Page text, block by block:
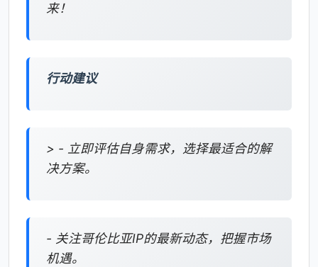
来！
行动建议
> - 立即评估自身需求，选择最适合的解
决方案。
- 关注哥伦比亚IP的最新动态，把握市场
机遇。